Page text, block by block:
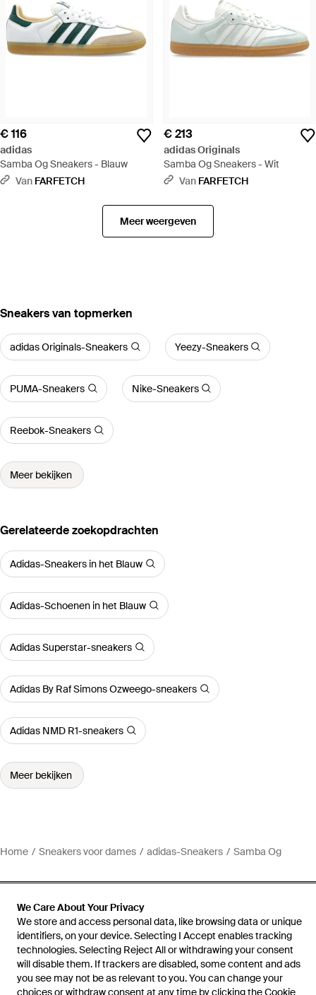
We Care About Your Privacy
We store and access personal data, like browsing data or unique
identifiers, on your device. Selecting I Accept enables tracking
technologies. Selecting Reject All or withdrawing your consent
will disable them. If trackers are disabled, some content and ads
you see may not be as relevant to you. You can change your
choices or withdraw consent at any time by clicking the Cookie
€ 116
adidas
Samba Og Sneakers - Blauw
Van FARFETCH
€ 213
adidas Originals
Samba Og Sneakers - Wit
Van FARFETCH
Meer weergeven
‪Sneakers‬ van topmerken
adidas Originals-Sneakers Yeezy-Sneakers
PUMA-Sneakers Nike-Sneakers
Reebok-Sneakers
Meer bekijken
Gerelateerde zoekopdrachten
Adidas-Sneakers in het Blauw
Adidas-Schoenen in het Blauw
Adidas Superstar-sneakers
Adidas By Raf Simons Ozweego-sneakers
Adidas NMD R1-sneakers
Meer bekijken
Home Sneakers voor dames adidas-Sneakers Samba Og
Hulp en informatie